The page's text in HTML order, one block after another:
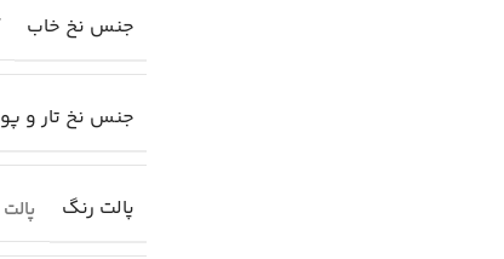
جنس نخ خاب
جنس نخ تار و
پالت رنگ پالت 74